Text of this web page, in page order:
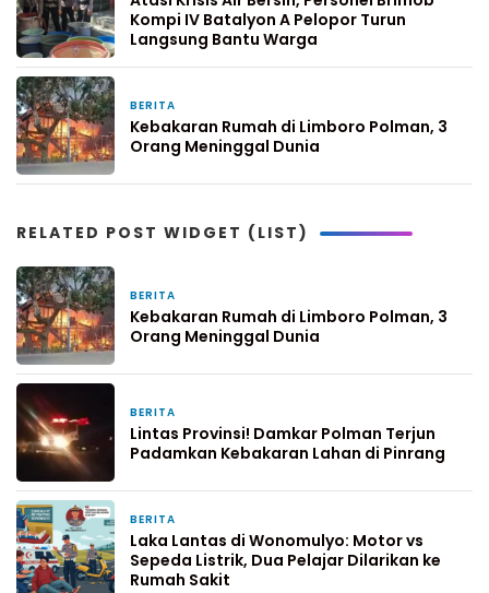
Kompi IV Batalyon A Pelopor Turun
Langsung Bantu Warga
BERITA
Kebakaran Rumah di Limboro Polman, 3
Orang Meninggal Dunia
RELATED POST WIDGET (LIST)
BERITA
Kebakaran Rumah di Limboro Polman, 3
Orang Meninggal Dunia
BERITA
Lintas Provinsi! Damkar Polman Terjun
Padamkan Kebakaran Lahan di Pinrang
BERITA
Laka Lantas di Wonomulyo: Motor vs
Sepeda Listrik, Dua Pelajar Dilarikan ke
Rumah Sakit